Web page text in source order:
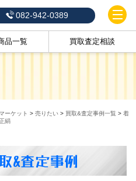
082-942-0389
品一覧 買取査定相談
ーケット > 売りたい> 買取&査定事例一覧 > 着
絹
&査定事例